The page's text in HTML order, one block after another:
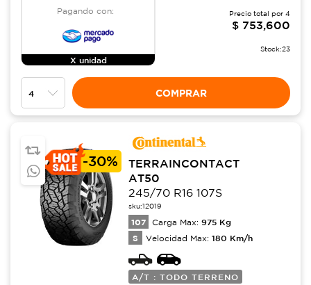
Pagando con:
X unidad
Precio total por 4
$ 753,600
Stock:23
COMPRAR
-30%
TERRAINCONTACT
AT50
245/70 R16 107S
sku:12019
107 Carga Max: 975 Kg
S Velocidad Max: 180 Km/h
A/T : TODO TERRENO